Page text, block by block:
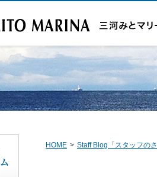
HOME > Staff Blog「スタッフの